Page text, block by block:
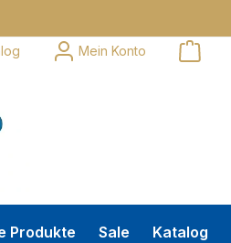
Mein Konto
Produkte Sale Katalog